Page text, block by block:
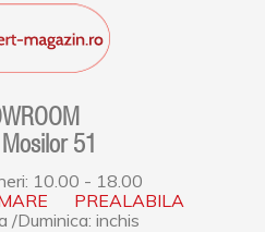
51
10.00 - 18.00
PREALABILA
inchis